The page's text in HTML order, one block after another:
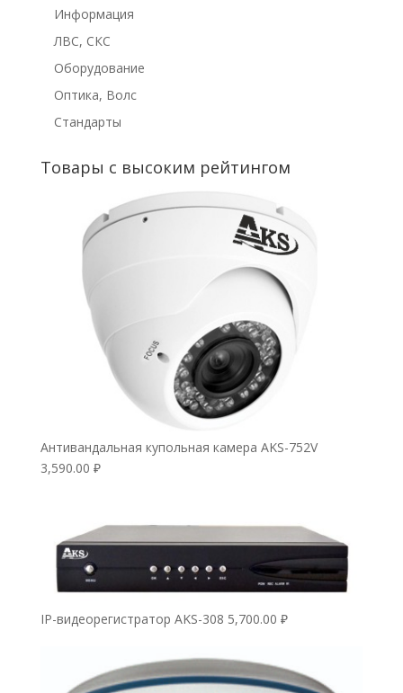
Информация
ЛВС, СКС
Оборудование
Оптика, Волс
Стандарты
Товары с высоким рейтингом
Антивандальная купольная камера AKS-752V
3,590.00 ₽
IP-видеорегистратор AKS-308 5,700.00 ₽